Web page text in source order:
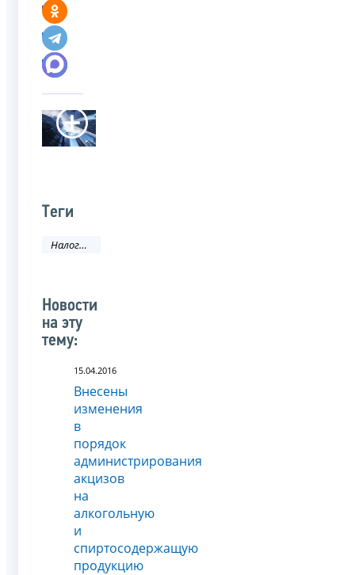
Теги
Налоговое законодательство
Новости
на эту
тему:
15.04.2016
Внесены
изменения
в
порядок
администрирования
акцизов
на
алкогольную
и
спиртосодержащую
продукцию